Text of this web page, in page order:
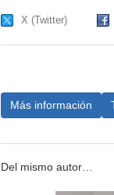
X (Twitter)
Más información
Del mismo autor…